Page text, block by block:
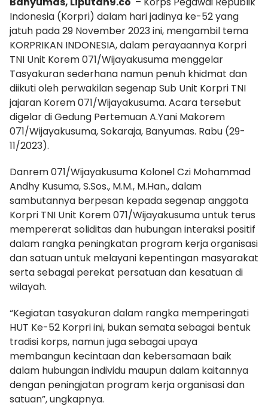
Indonesia (Korpri) dalam hari jadinya ke-52 yang
jatuh pada 29 November 2023 ini, mengambil tema
KORPRIKAN INDONESIA, dalam perayaannya Korpri
TNI Unit Korem 071/Wijayakusuma menggelar
Tasyakuran sederhana namun penuh khidmat dan
diikuti oleh perwakilan segenap Sub Unit Korpri TNI
jajaran Korem 071/Wijayakusuma. Acara tersebut
digelar di Gedung Pertemuan A.Yani Makorem
071/Wijayakusuma, Sokaraja, Banyumas. Rabu (29-
11/2023).
Danrem 071/Wijayakusuma Kolonel Czi Mohammad
Andhy Kusuma, S.Sos., M.M., M.Han., dalam
sambutannya berpesan kepada segenap anggota
Korpri TNI Unit Korem 071/Wijayakusuma untuk terus
mempererat soliditas dan hubungan interaksi positif
dalam rangka peningkatan program kerja organisasi
dan satuan untuk melayani kepentingan masyarakat
serta sebagai perekat persatuan dan kesatuan di
wilayah.
“Kegiatan tasyakuran dalam rangka memperingati
HUT Ke-52 Korpri ini, bukan semata sebagai bentuk
tradisi korps, namun juga sebagai upaya
membangun kecintaan dan kebersamaan baik
dalam hubungan individu maupun dalam kaitannya
dengan peningjatan program kerja organisasi dan
satuan”, ungkapnya.